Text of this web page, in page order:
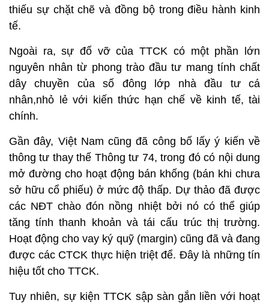
thiếu sự chặt chẽ và đồng bộ trong điều hành kinh
tế.
Ngoài ra, sự đổ vỡ của TTCK có một phần lớn
nguyên nhân từ phong trào đầu tư mang tính chất
dây chuyền của số đông lớp nhà đầu tư cá
nhân,nhỏ lẻ với kiến thức hạn chế về kinh tế, tài
chính.
Gần đây, Việt Nam cũng đã công bố lấy ý kiến về
thông tư thay thế Thông tư 74, trong đó có nội dung
mở đường cho hoạt động bán khống (bán khi chưa
sở hữu cổ phiếu) ở mức độ thấp. Dự thảo đã được
các NĐT chào đón nồng nhiệt bởi nó có thể giúp
tăng tính thanh khoản và tái cấu trúc thị trường.
Hoạt động cho vay ký quỹ (margin) cũng đã và đang
được các CTCK thực hiện triệt để. Đây là những tín
hiệu tốt cho TTCK.
Tuy nhiên, sự kiện TTCK sập sàn gắn liền với hoạt